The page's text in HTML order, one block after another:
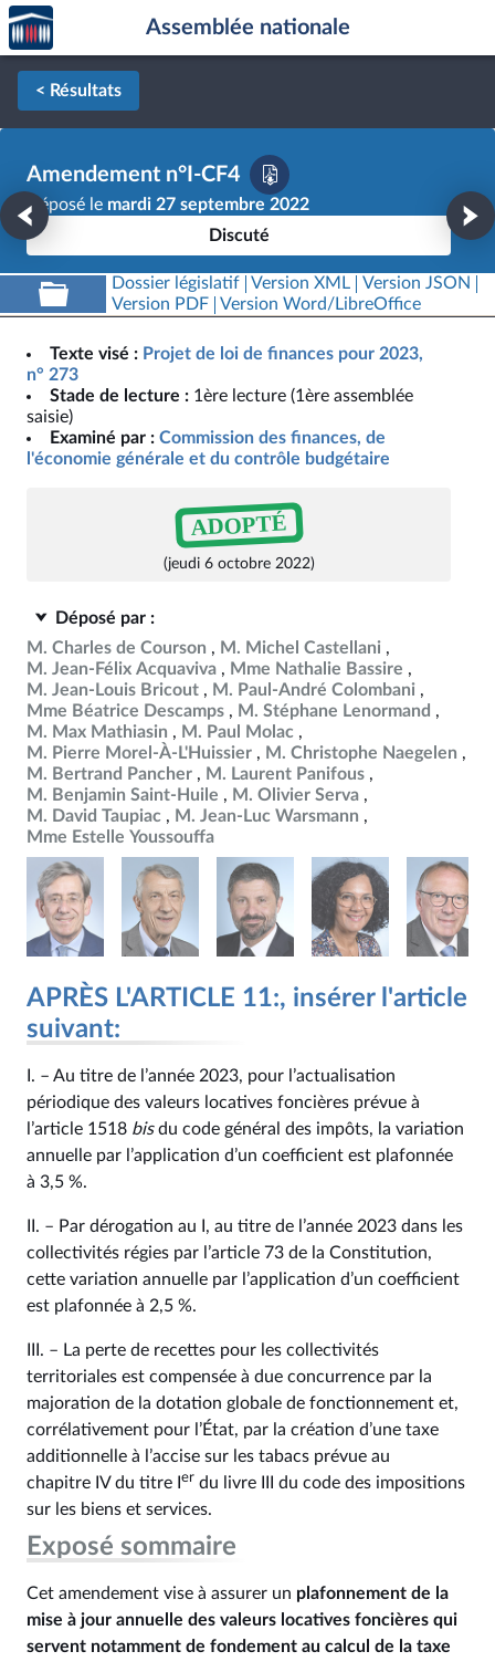
Aller au contenu
Aller en bas de la page
Accèder
à la
page
d'accueil
Assemblée nationale
< Résultats
Amendement n°I-CF4
Déposé le mardi 27 septembre 2022
Discuté
Dossier législatif Version XML
Version JSON
Version PDF
Version Word/LibreOffice
Texte visé : Projet de loi de finances pour 2023,
n° 273
Stade de lecture : 1ère lecture (1ère assemblée
saisie)
Examiné par : Commission des finances, de
l'économie générale et du contrôle budgétaire
ADOPTÉ
(jeudi 6 octobre 2022)
Déposé par :
M. Charles de Courson
M. Michel Castellani
M. Jean-Félix Acquaviva
Mme Nathalie Bassire
M. Jean-Louis Bricout
M. Paul-André Colombani
Mme Béatrice Descamps
M. Stéphane Lenormand
M. Max Mathiasin
M. Paul Molac
M. Pierre Morel-À-L'Huissier
M. Christophe Naegelen
M. Bertrand Pancher
M. Laurent Panifous
M. Benjamin Saint-Huile
M. Olivier Serva
M. David Taupiac
M. Jean-Luc Warsmann
Mme Estelle Youssouffa
APRÈS L'ARTICLE 11:, insérer l'article
suivant:
I. – Au titre de l’année 2023, pour l’actualisation
périodique des valeurs locatives foncières prévue à
l’article 1518 bisdu code général des impôts, la variation
annuelle par l’application d’un coefficient est plafonnée
à 3,5 %.
II. – Par dérogation au I, au titre de l’année 2023 dans les
collectivités régies par l’article 73 de la Constitution,
cette variation annuelle par l’application d’un coefficient
est plafonnée à 2,5 %.
III. – La perte de recettes pour les collectivités
territoriales est compensée à due concurrence par la
majoration de la dotation globale de fonctionnement et,
corrélativement pour l’État, par la création d’une taxe
additionnelle à l’accise sur les tabacs prévue au
chapitre IV du titre I er du livre III du code des impositions
sur les biens et services.
Exposé sommaire
Cet amendement vise à assurer un plafonnement de la
mise à jour annuelle des valeurs locatives foncières qui
servent notamment de fondement au calcul de la taxe